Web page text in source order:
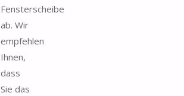
Fensterscheibe
ab. Wir
empfehlen
Ihnen,
dass
Sie das